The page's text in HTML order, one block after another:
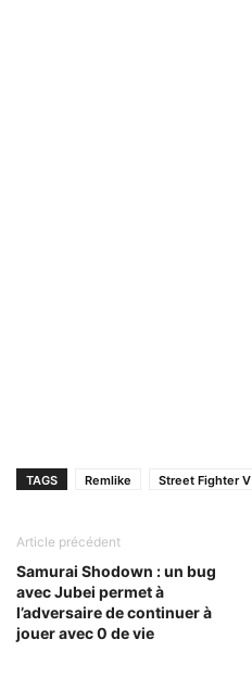
TAGS Remlike Street Fighter V
Article précédent
Samurai Shodown : un bug
avec Jubei permet à
l’adversaire de continuer à
jouer avec 0 de vie